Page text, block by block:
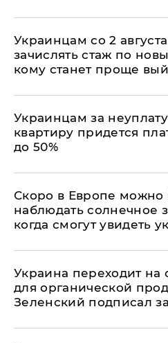
Украинцам со 2
зачислять стаж по
кому станет проще
Украинцам за
квартиру придется
до 50%
Скоро в Европе можно
наблюдать солнечное
когда смогут увидеть
Украина переходит на
для органической
Зеленский подписал